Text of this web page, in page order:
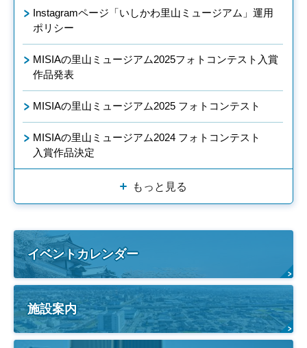
Instagramページ「いしかわ里山ミュージアム」運用
ポリシー
MISIAの里山ミュージアム2025フォトコンテスト入賞
作品発表
MISIAの里山ミュージアム2025 フォトコンテスト
MISIAの里山ミュージアム2024 フォトコンテスト
入賞作品決定
もっと見る
イベントカレンダー
施設案内